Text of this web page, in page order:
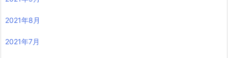
2021年8月
2021年7月